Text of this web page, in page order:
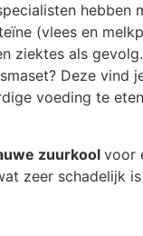
hebben
(vlees en
ziektes als
Deze vind
voeding te
zuurkool voor
zeer schadelijk